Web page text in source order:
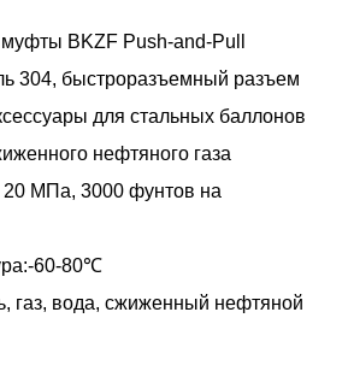
BKZF Push-and-Pull
304, быстроразъемный разъем
для стальных баллонов
нефтяного газа
20 МПа, 3000 фунтов на
60-80℃
газ, вода, сжиженный нефтяной